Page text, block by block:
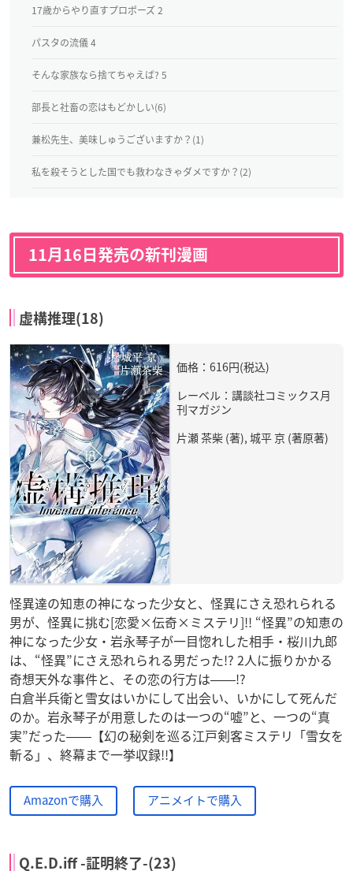
17歳からやり直すプロポーズ 2
パスタの流儀 4
そんな家族なら捨てちゃえば? 5
部長と社畜の恋はもどかしい(6)
兼松先生、美味しゅうございますか？(1)
私を殺そうとした国でも救わなきゃダメですか？(2)
11月16日発売の新刊漫画
虚構推理(18)
価格：616円(税込)
レーベル：講談社コミックス月
刊マガジン
片瀬 茶柴 (著), 城平 京 (著原著)
怪異達の知恵の神になった少女と、怪異にさえ恐れられる
男が、怪異に挑む[恋愛×伝奇×ミステリ]!! “怪異”の知恵の
神になった少女・岩永琴子が一目惚れした相手・桜川九郎
は、“怪異”にさえ恐れられる男だった!? 2人に振りかかる
奇想天外な事件と、その恋の行方は――!?
白倉半兵衛と雪女はいかにして出会い、いかにして死んだ
のか。岩永琴子が用意したのは一つの“嘘”と、一つの“真
実”だった――【幻の秘剣を巡る江戸剣客ミステリ「雪女を
斬る」、終幕まで一挙収録!!】
Amazonで購入 アニメイトで購入
Q.E.D.iff -証明終了-(23)